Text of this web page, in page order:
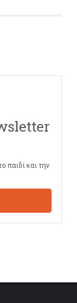
παιδί και την